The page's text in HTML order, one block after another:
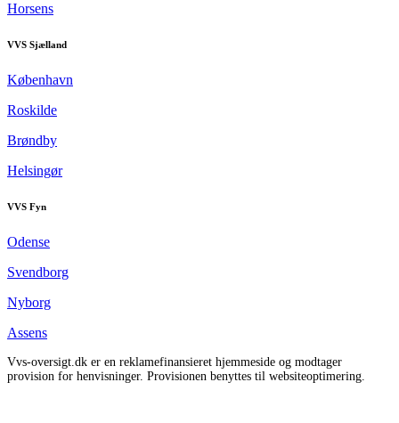
Horsens
VVS Sjælland
København
Roskilde
Brøndby
Helsingør
VVS Fyn
Odense
Svendborg
Nyborg
Assens
Vvs-oversigt.dk er en reklamefinansieret hjemmeside og modtager
provision for henvisninger. Provisionen benyttes til websiteoptimering.